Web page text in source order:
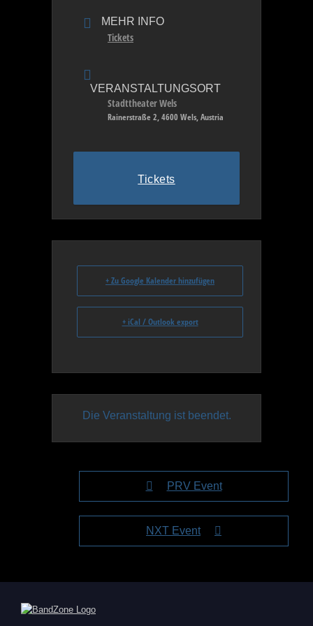
MEHR INFO
Tickets
VERANSTALTUNGSORT
Stadttheater Wels
Rainerstraße 2, 4600 Wels, Austria
Tickets
+ Zu Google Kalender hinzufügen
+ iCal / Outlook export
Die Veranstaltung ist beendet.
PRV Event
NXT Event